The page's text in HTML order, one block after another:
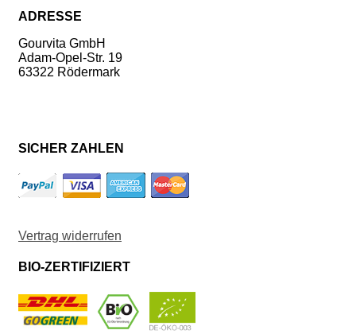
ADRESSE
Gourvita GmbH
Adam-Opel-Str. 19
63322 Rödermark
SICHER ZAHLEN
Vertrag widerrufen
BIO-ZERTIFIZIERT